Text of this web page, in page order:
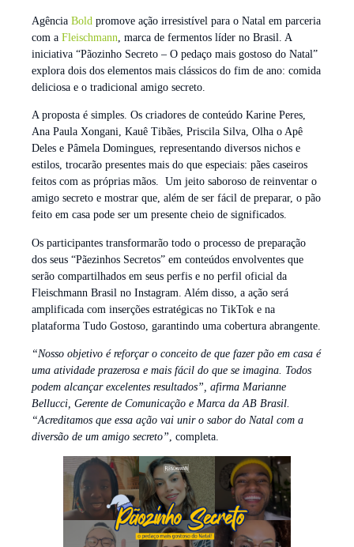
Agência Bold promove ação irresistível para o Natal em parceria
com a Fleischmann , marca de fermentos líder no Brasil. A
iniciativa “Pãozinho Secreto – O pedaço mais gostoso do Natal”
explora dois dos elementos mais clássicos do fim de ano: comida
deliciosa e o tradicional amigo secreto.
A proposta é simples. Os criadores de conteúdo Karine Peres,
Ana Paula Xongani, Kauê Tibães, Priscila Silva, Olha o Apê
Deles e Pâmela Domingues, representando diversos nichos e
estilos, trocarão presentes mais do que especiais: pães caseiros
feitos com as próprias mãos. Um jeito saboroso de reinventar o
amigo secreto e mostrar que, além de ser fácil de preparar, o pão
feito em casa pode ser um presente cheio de significados.
Os participantes transformarão todo o processo de preparação
dos seus “Pãezinhos Secretos” em conteúdos envolventes que
serão compartilhados em seus perfis e no perfil oficial da
Fleischmann Brasil no Instagram. Além disso, a ação será
amplificada com inserções estratégicas no TikTok e na
plataforma Tudo Gostoso, garantindo uma cobertura abrangente.
“Nosso objetivo é reforçar o conceito de que fazer pão em casa é
uma atividade prazerosa e mais fácil do que se imagina. Todos
podem alcançar excelentes resultados”, afirma Marianne
Bellucci, Gerente de Comunicação e Marca da AB Brasil.
“Acreditamos que essa ação vai unir o sabor do Natal com a
diversão de um amigo secreto”, completa.